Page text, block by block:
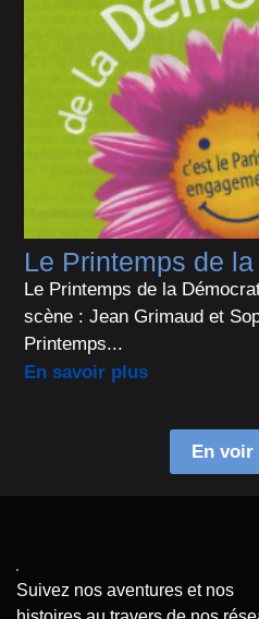
Le Printemps de
Le Printemps de la
scène : Jean Grimaud et
Printemps...
En savoir plus
En voir
Suivez nos aventures et nos